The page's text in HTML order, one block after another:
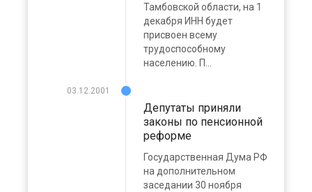
Тамбовской области, на 1
декабря ИНН будет
присвоен всему
трудоспособному
населению. П...
03.12.2001
Депутаты приняли
законы по пенсионной
реформе
Государственная Дума РФ
на дополнительном
заседании 30 ноября